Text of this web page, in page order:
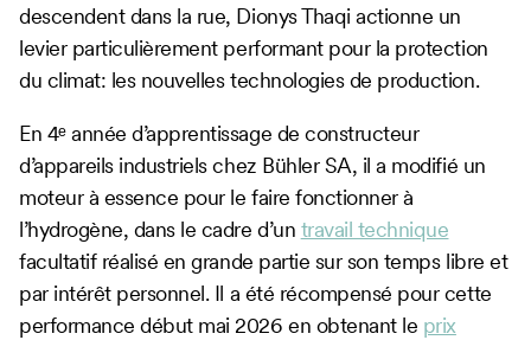
descendent dans la rue, Dionys Thaqi actionne un
levier particulièrement performant pour la protection
du climat: les nouvelles technologies de production.
En 4ᵉ année d’apprentissage de constructeur
d’appareils industriels chez Bühler SA, il a modifié un
moteur à essence pour le faire fonctionner à
l’hydrogène, dans le cadre d’un travail technique
facultatif réalisé en grande partie sur son temps libre et
par intérêt personnel. Il a été récompensé pour cette
performance début mai 2026 en obtenant le prix